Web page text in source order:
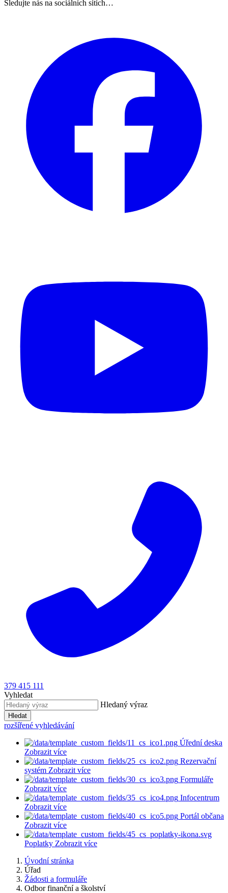
Sledujte nás na sociálních sítích…
379 415 111
Vyhledat
Hledaný výraz
Hledat
rozšířené vyhledávání
Úřední deska
Zobrazit více
Rezervační
systém Zobrazit více
Formuláře
Zobrazit více
Infocentrum
Zobrazit více
Portál občana
Zobrazit více
Poplatky Zobrazit více
Úvodní stránka
Úřad
Žádosti a formuláře
Odbor finanční a školství